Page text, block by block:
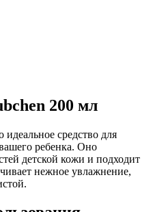
200 мл
средство для
ребенка. Оно
детской кожи и подходит
нежное увлажнение,